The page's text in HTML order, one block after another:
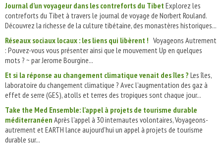
Journal d’un voyageur dans les contreforts du Tibet Explorez les
contreforts du Tibet à travers le journal de voyage de Norbert Rouland.
Découvrez la richesse de la culture tibétaine, des monastères historiques...
Réseaux sociaux locaux : les liens qui libèrent ! Voyageons Autrement
: Pouvez-vous vous présenter ainsi que le mouvement Up en quelques
mots ? ~ par Jerome Bourgine...
Et si la réponse au changement climatique venait des îles ? Les îles,
laboratoire du changement climatique ? Avec l’augmentation des gaz à
effet de serre (GES), atolls et terres des tropiques sont chaque jour...
Take the Med Ensemble: l'appel à projets de tourisme durable
méditerranéen Après l'appel à 30 internautes volontaires, Voyageons-
autrement et EARTH lance aujourd'hui un appel à projets de tourisme
durable sur...